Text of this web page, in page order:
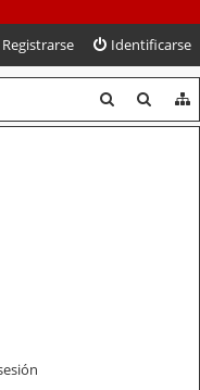
Identificarse
Registrarse
u
u